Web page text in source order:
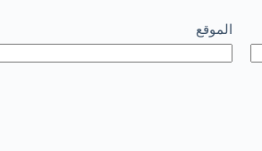
الموقع